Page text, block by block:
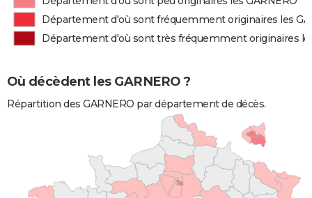
Département d'où sont fréquemment originaires les
Département d'où sont très fréquemment originaires
Où décèdent les GARNERO ?
Répartition des GARNERO par département de décès.